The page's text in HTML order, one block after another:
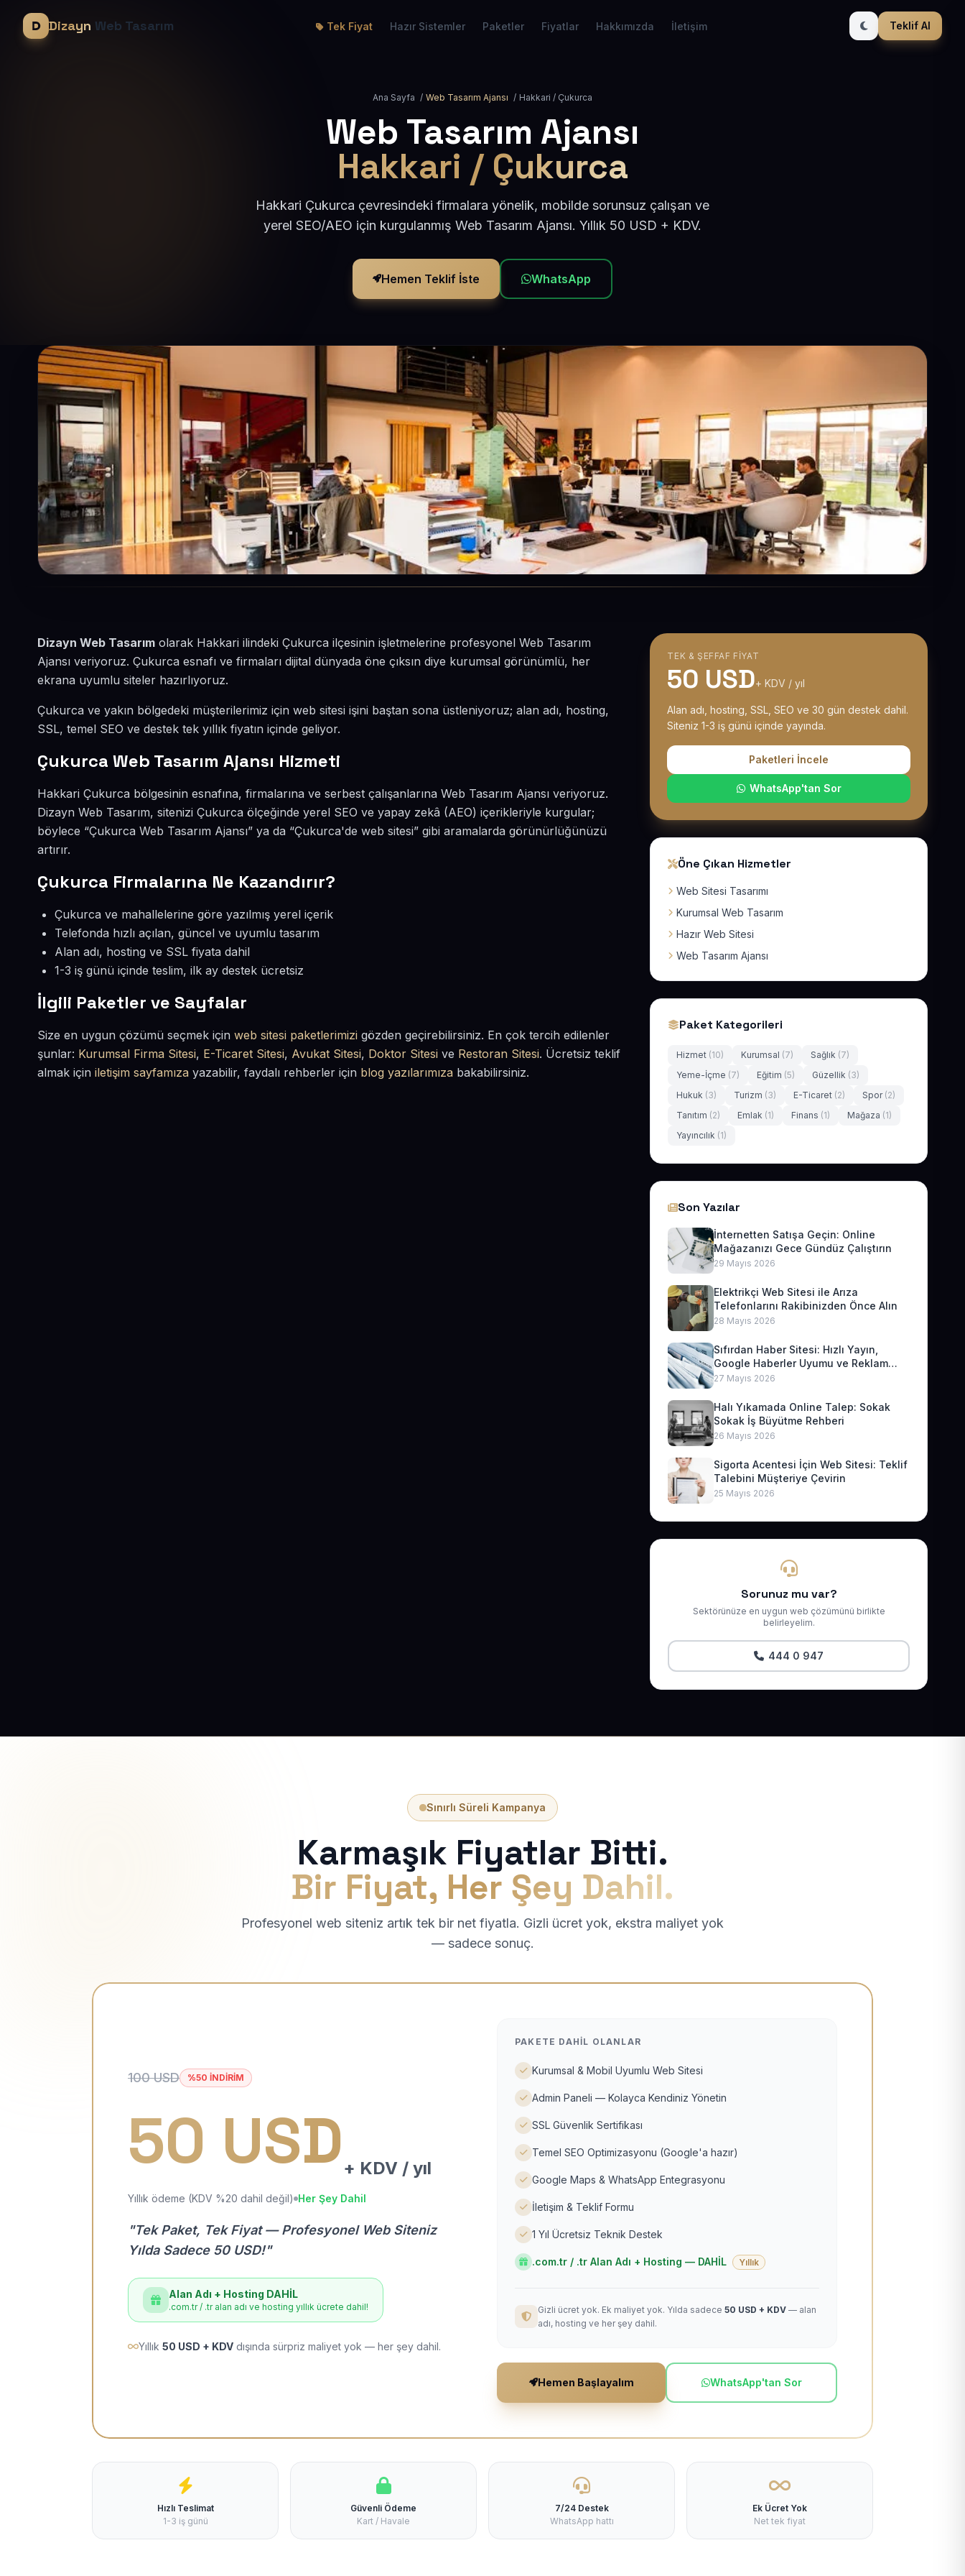
Dizayn Web Tasarım Tek Fiyat Hazır Sistemler Paketler Fiyatlar Hakkımızda İletişim Teklif Al
Ana Sayfa / Web Tasarım Ajansı / Hakkari / Çukurca
Web Tasarım Ajansı
Hakkari / Çukurca
Hakkari Çukurca çevresindeki firmalara yönelik, mobilde sorunsuz çalışan ve
yerel SEO/AEO için kurgulanmış Web Tasarım Ajansı. Yıllık 50 USD + KDV.
Hemen Teklif İste WhatsApp
Dizayn Web Tasarım olarak Hakkari ilindeki Çukurca ilçesinin işletmelerine profesyonel Web Tasarım
Ajansı veriyoruz. Çukurca esnafı ve firmaları dijital dünyada öne çıksın diye kurumsal görünümlü, her
ekrana uyumlu siteler hazırlıyoruz.
Çukurca ve yakın bölgedeki müşterilerimiz için web sitesi işini baştan sona üstleniyoruz; alan adı, hosting,
SSL, temel SEO ve destek tek yıllık fiyatın içinde geliyor.
Çukurca Web Tasarım Ajansı Hizmeti
Hakkari Çukurca bölgesinin esnafına, firmalarına ve serbest çalışanlarına Web Tasarım Ajansı veriyoruz.
Dizayn Web Tasarım, sitenizi Çukurca ölçeğinde yerel SEO ve yapay zekâ (AEO) içerikleriyle kurgular;
böylece “Çukurca Web Tasarım Ajansı” ya da “Çukurca'de web sitesi” gibi aramalarda görünürlüğünüzü
artırır.
Çukurca Firmalarına Ne Kazandırır?
Çukurca ve mahallelerine göre yazılmış yerel içerik
Telefonda hızlı açılan, güncel ve uyumlu tasarım
Alan adı, hosting ve SSL fiyata dahil
1-3 iş günü içinde teslim, ilk ay destek ücretsiz
İlgili Paketler ve Sayfalar
Size en uygun çözümü seçmek için web sitesi paketlerimizi gözden geçirebilirsiniz. En çok tercih edilenler
şunlar: Kurumsal Firma Sitesi, E-Ticaret Sitesi, Avukat Sitesi, Doktor Sitesi ve Restoran Sitesi. Ücretsiz teklif
almak için iletişim sayfamıza yazabilir, faydalı rehberler için blog yazılarımıza bakabilirsiniz.
TEK & ŞEFFAF FIYAT
50 USD+ KDV / yıl
Alan adı, hosting, SSL, SEO ve 30 gün destek dahil.
Siteniz 1-3 iş günü içinde yayında.
Paketleri İncele
WhatsApp'tan Sor
Öne Çıkan Hizmetler
Web Sitesi Tasarımı
Kurumsal Web Tasarım
Hazır Web Sitesi
Web Tasarım Ajansı
Paket Kategorileri
Hizmet (10) Kurumsal (7) Sağlık (7)
Yeme-İçme (7) Eğitim (5) Güzellik (3)
Hukuk (3) Turizm (3) E-Ticaret (2) Spor (2)
Tanıtım (2) Emlak (1) Finans (1) Mağaza (1)
Yayıncılık (1)
Son Yazılar
İnternetten Satışa Geçin: Online
Mağazanızı Gece Gündüz Çalıştırın
29 Mayıs 2026
Elektrikçi Web Sitesi ile Arıza
Telefonlarını Rakibinizden Önce Alın
28 Mayıs 2026
Sıfırdan Haber Sitesi: Hızlı Yayın,
Google Haberler Uyumu ve Reklam
Geliri
27 Mayıs 2026
Halı Yıkamada Online Talep: Sokak
Sokak İş Büyütme Rehberi
26 Mayıs 2026
Sigorta Acentesi İçin Web Sitesi: Teklif
Talebini Müşteriye Çevirin
25 Mayıs 2026
Sorunuz mu var?
Sektörünüze en uygun web çözümünü birlikte
belirleyelim.
444 0 947
Sınırlı Süreli Kampanya
Karmaşık Fiyatlar Bitti.
Bir Fiyat, Her Şey Dahil.
Profesyonel web siteniz artık tek bir net fiyatla. Gizli ücret yok, ekstra maliyet yok
— sadece sonuç.
100 USD %50 İNDİRİM
50 USD + KDV / yıl
Yıllık ödeme (KDV %20 dahil değil) Her Şey Dahil
"Tek Paket, Tek Fiyat — Profesyonel Web Siteniz
Yılda Sadece 50 USD!"
Alan Adı + Hosting DAHİL
.com.tr / .tr alan adı ve hosting yıllık ücrete dahil!
Yıllık 50 USD + KDV dışında sürpriz maliyet yok — her şey dahil.
PAKETE DAHIL OLANLAR
Kurumsal & Mobil Uyumlu Web Sitesi
Admin Paneli — Kolayca Kendiniz Yönetin
SSL Güvenlik Sertifikası
Temel SEO Optimizasyonu (Google'a hazır)
Google Maps & WhatsApp Entegrasyonu
İletişim & Teklif Formu
1 Yıl Ücretsiz Teknik Destek
.com.tr / .tr Alan Adı + Hosting — DAHİL Yıllık
Gizli ücret yok. Ek maliyet yok. Yılda sadece 50 USD + KDV — alan
adı, hosting ve her şey dahil.
Hemen Başlayalım WhatsApp'tan Sor
Hızlı Teslimat
1-3 iş günü
Güvenli Ödeme
Kart / Havale
7/24 Destek
WhatsApp hattı
Ek Ücret Yok
Net tek fiyat